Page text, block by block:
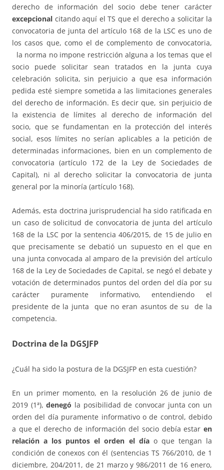
derecho de información del socio debe tener carácter
excepcional citando aquí el TS que el derecho a solicitar la
convocatoria de junta del artículo 168 de la LSC es uno de
los casos que, como el de complemento de convocatoria,
la norma no impone restricción alguna a los temas que el
socio puede solicitar sean tratados en la junta cuya
celebración solicita, sin perjuicio a que esa información
pedida esté siempre sometida a las limitaciones generales
del derecho de información. Es decir que, sin perjuicio de
la existencia de límites al derecho de información del
socio, que se fundamentan en la protección del interés
social, esos límites no serían aplicables a la petición de
determinadas informaciones, bien en un complemento de
convocatoria (artículo 172 de la Ley de Sociedades de
Capital), ni al derecho solicitar la convocatoria de junta
general por la minoría (artículo 168).
Además, esta doctrina jurisprudencial ha sido ratificada en
un caso de solicitud de convocatoria de junta del artículo
168 de la LSC por la sentencia 406/2015, de 15 de julio en
que precisamente se debatió un supuesto en el que en
una junta convocada al amparo de la previsión del artículo
168 de la Ley de Sociedades de Capital, se negó el debate y
votación de determinados puntos del orden del día por su
carácter puramente informativo, entendiendo el
presidente de la junta que no eran asuntos de su de la
competencia.
Doctrina de la DGSJFP
¿Cuál ha sido la postura de la DGSJFP en esta cuestión?
En un primer momento, en la resolución 26 de junio de
2019 (1ª),denegó la posibilidad de convocar junta con un
orden del día puramente informativo o de control, debido
a que el derecho de información del socio debía estar en
relación a los puntos el orden el díao que tengan la
condición de conexos con él (sentencias TS 766/2010, de 1
diciembre, 204/2011, de 21 marzo y 986/2011 de 16 enero,